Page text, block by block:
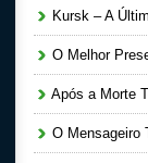
Kursk – A
O Melhor
Após a Morte
O Mensageiro